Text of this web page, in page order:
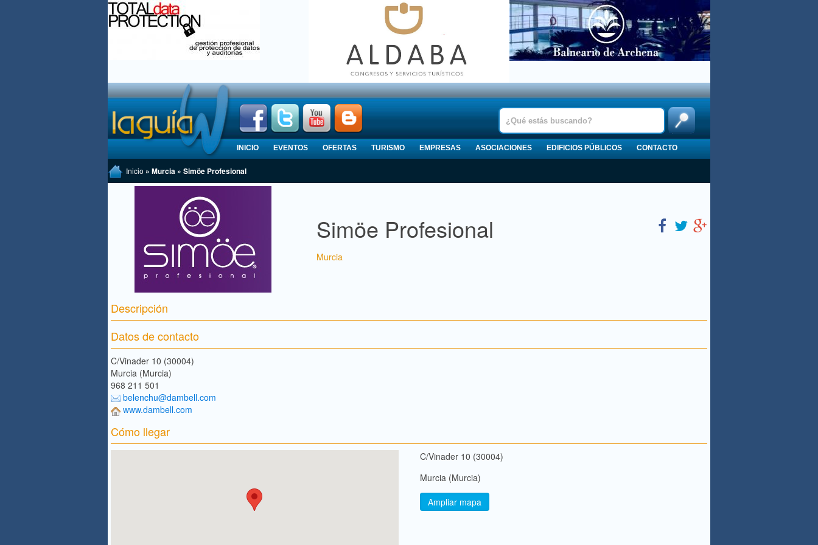
INICIO EVENTOS OFERTAS TURISMO EMPRESAS ASOCIACIONES EDIFICIOS PÚBLICOS CONTACTO
Inicio » Murcia » Simöe Profesional
Simöe Profesional
Murcia
Descripción
Datos de contacto
C/Vinader 10 (30004)
Murcia (Murcia)
968 211 501
belenchu@dambell.com
www.dambell.com
Cómo llegar
C/Vinader 10 (30004)
Murcia (Murcia)
Ampliar mapa